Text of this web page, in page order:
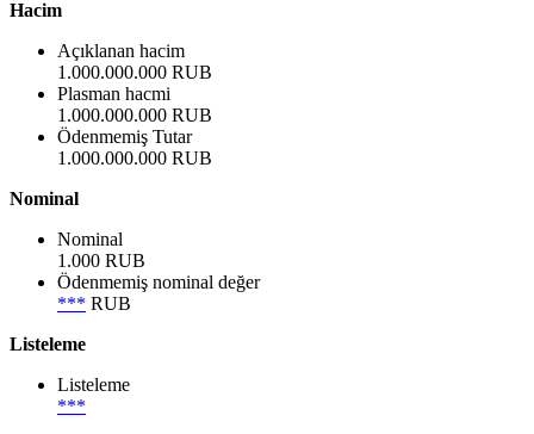
Hacim
Açıklanan hacim
1.000.000.000 RUB
Plasman hacmi
1.000.000.000 RUB
Ödenmemiş Tutar
1.000.000.000 RUB
Nominal
Nominal
1.000 RUB
Ödenmemiş nominal değer
*** RUB
Listeleme
Listeleme
***